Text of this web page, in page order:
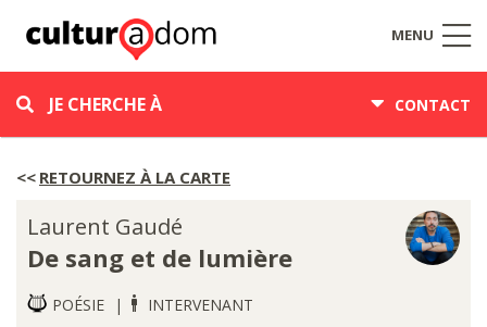
MENU
JE CHERCHE À CONTACT
RETOURNEZ À LA CARTE
Laurent Gaudé
De sang et de lumière
POÉSIE INTERVENANT